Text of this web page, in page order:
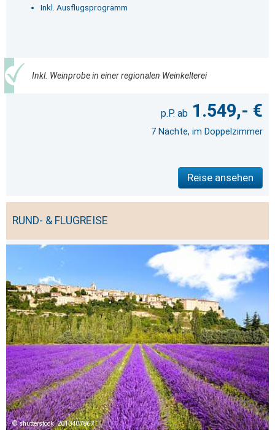
Inkl. Ausflugsprogramm
Inkl. Weinprobe in einer regionalen Weinkelterei
1.549,- €
7 Nächte, im Doppelzimmer
Reise ansehen
RUND- & FLUGREISE
shutterstock_2013407867